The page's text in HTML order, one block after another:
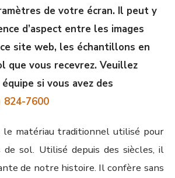
de votre écran. Il peut y
d’aspect entre les images
site web, les échantillons en
que vous recevrez. Veuillez
si vous avez des
824-7600
le matériau traditionnel utilisé pour
sol. Utilisé depuis des siècles, il
de notre histoire. Il confère sans